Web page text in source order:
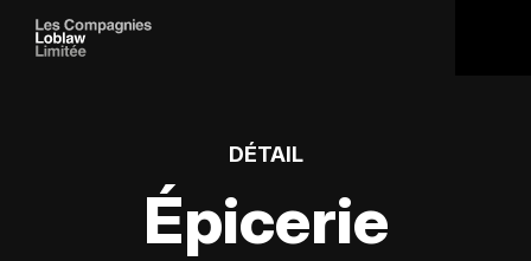
DÉTAIL
Épicerie